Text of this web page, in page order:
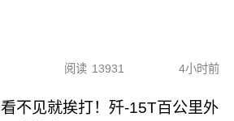
阅读 13931 4小时前
看不见就挨打！歼-15T百公里外